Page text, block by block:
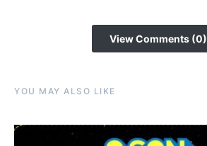
View Comments (0)
YOU MAY ALSO LIKE